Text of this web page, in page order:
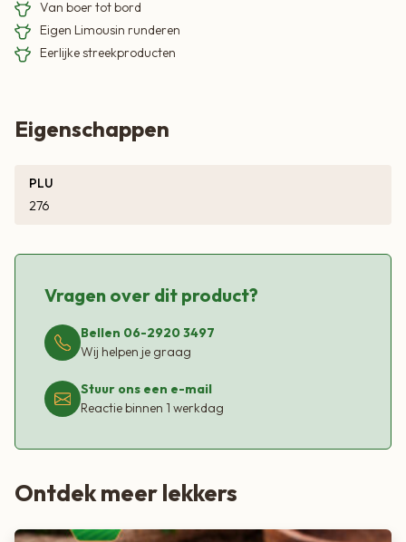
Van boer tot bord
Eigen Limousin runderen
Eerlijke streekproducten
Eigenschappen
PLU
276
Vragen over dit product?
Bellen 06-2920 3497
Wij helpen je graag
Stuur ons een e-mail
Reactie binnen 1 werkdag
Ontdek meer lekkers